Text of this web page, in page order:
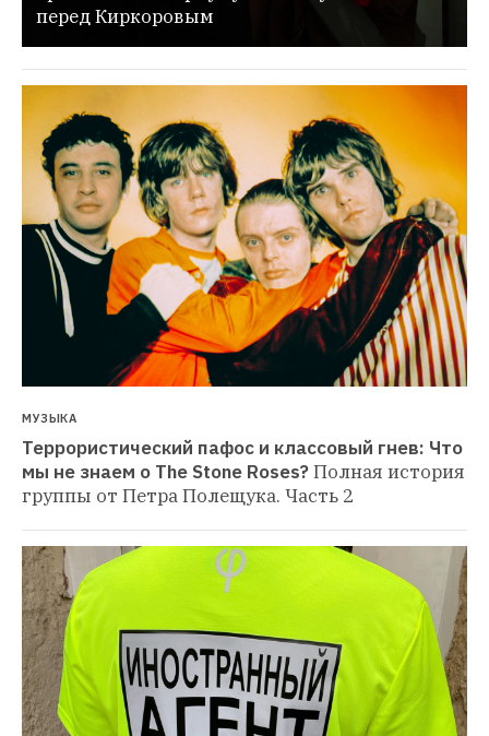
перед Киркоровым
МУЗЫКА
Террористический пафос и классовый гнев: Что
мы не знаем о The Stone Roses?Полная история
группы от Петра Полещука. Часть 2